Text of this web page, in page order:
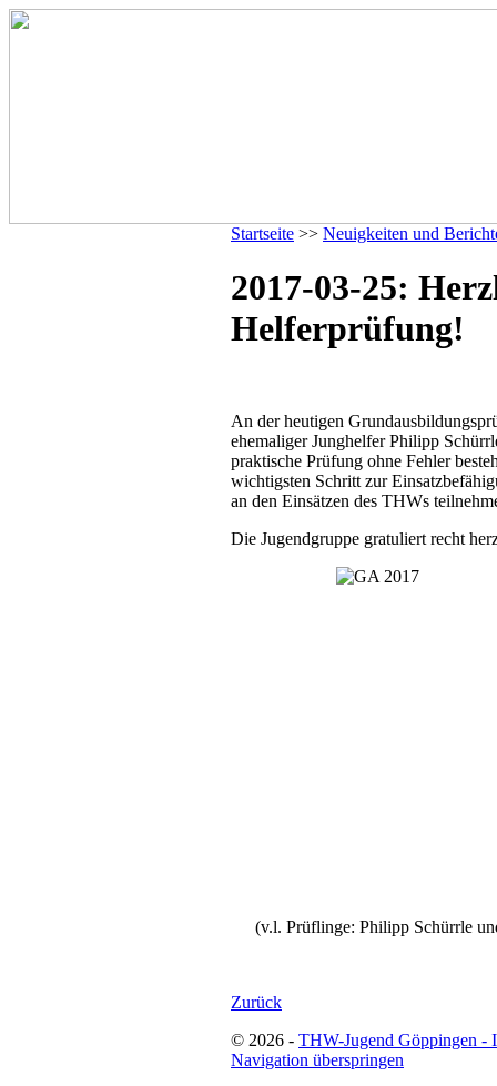
Startseite >> Neuigkeiten und
2017-03-25:
Helferprüfung!
An der heutigen
ehemaliger Junghelfer Philipp
praktische Prüfung ohne Fehler
wichtigsten Schritt zur
an den Einsätzen des THWs
Die Jugendgruppe gratuliert recht
(v.l. Prüflinge: Philipp Schürrle
Zurück
© 2026 - THW-Jugend Göppingen -
Navigation überspringen